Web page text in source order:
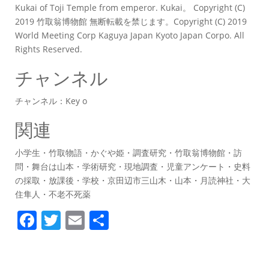
Kukai of Toji Temple from emperor. Kukai。 Copyright (C)
2019 竹取翁博物館 無断転載を禁じます。Copyright (C) 2019
World Meeting Corp Kaguya Japan Kyoto Japan Corpo. All
Rights Reserved.
チャンネル
チャンネル：Key o
関連
小学生・竹取物語・かぐや姫・調査研究・竹取翁博物館・訪
問・舞台は山本・学術研究・現地調査・児童アンケート・史料
の採取・放課後・学校・京田辺市三山木・山本・月読神社・大
住隼人・不老不死薬
F T E